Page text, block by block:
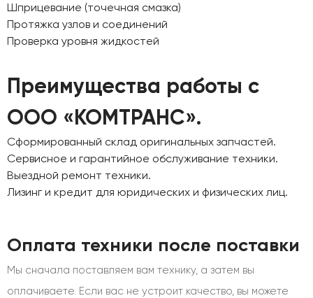
Шприцевание (точечная смазка)
Протяжка узлов и соединений
Проверка уровня жидкостей
Преимущества работы с
ООО «КОМТРАНС».
Сформированный склад оригинальных запчастей.
Сервисное и гарантийное обслуживание техники.
Выездной ремонт техники.
Лизинг и кредит для юридических и физических лиц.
Оплата техники после поставки
Мы сначала поставляем вам технику, а затем вы
оплачиваете. Если вас не устроит качество, вы можете